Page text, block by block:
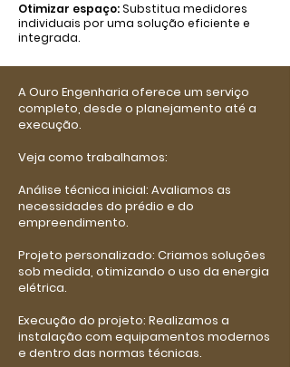
Otimizar espaço:Substitua medidores
individuais por uma solução eficiente e
integrada.
A Ouro Engenharia oferece um serviço
completo, desde o planejamento até a
execução.
Veja como trabalhamos:
Análise técnica inicial: Avaliamos as
necessidades do prédio e do
empreendimento.
Projeto personalizado: Criamos soluções
sob medida, otimizando o uso da energia
elétrica.
Execução do projeto: Realizamos a
instalação com equipamentos modernos
e dentro das normas técnicas.